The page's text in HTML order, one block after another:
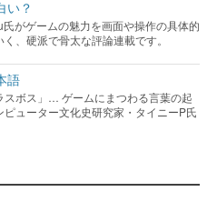
語
スボス」… ゲームにまつわる言葉の起
ューター文化史研究家・タイニーP氏